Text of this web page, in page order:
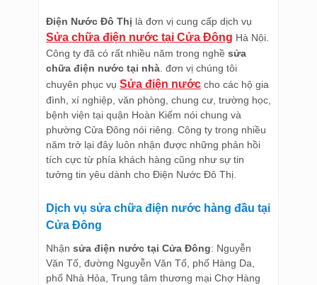
Điện Nước Đô Thị là đơn vị cung cấp dịch vụ
Sửa chữa điện nước tại Cửa Đông Hà Nội.
Công ty đã có rất nhiều năm trong nghề sửa
chữa điện nước tại nhà . đơn vị chúng tôi
chuyên phục vụ Sửa điện nước cho các hộ gia
đình, xí nghiệp, văn phòng, chung cư, trường học,
bệnh viện tại quận Hoàn Kiếm nói chung và
phường Cửa Đông nói riêng. Công ty trong nhiều
năm trở lại đây luôn nhận được những phản hồi
tích cực từ phía khách hàng cũng như sự tin
tưởng tin yêu dành cho Điện Nước Đô Thị.
Dịch vụ sửa chữa điện nước hàng đầu tại
Cửa Đông
Nhận sửa điện nước tại Cửa Đông: Nguyễn
Văn Tố, đường Nguyễn Văn Tố, phố Hàng Da,
phố Nhà Hỏa, Trung tâm thương mại Chợ Hàng